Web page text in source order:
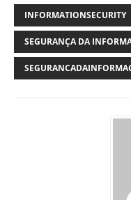
INFORMATIONSECURITY
SEGURANÇA DA